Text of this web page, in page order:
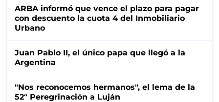
ARBA informó que vence el plazo para pagar
con descuento la cuota 4 del Inmobiliario
Urbano
Juan Pablo II, el único papa que llegó a la
Argentina
"Nos reconocemos hermanos", el lema de la
52ª Peregrinación a Luján